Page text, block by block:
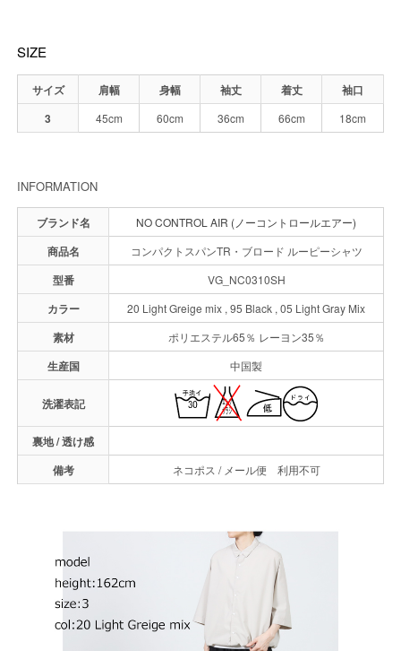
SIZE
サイズ 肩幅 身幅 袖丈 着丈
袖口
3
45cm 60cm 36cm 66cm 18cm
INFORMATION
ブランド名 NO CONTROL AIR (ノーコントロールエアー)
商品名 コンパクトスパンTR・ブロード ルーピーシャツ
型番 VG_NC0310SH
カラー 20 Light Greige mix , 95 Black , 05 Light Gray Mix
素材 ポリエステル65％ レーヨン35％
生産国 中国製
洗濯表記
裏地 / 透け感
備考
ネコポス / メール便 利用不可